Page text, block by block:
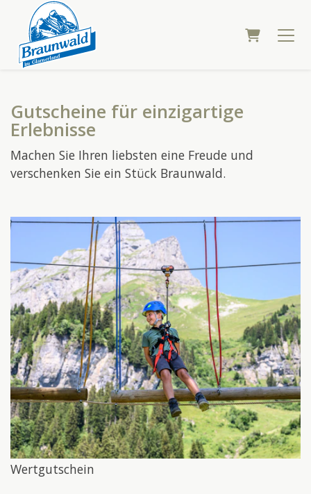
Gutscheine für einzigartige
Erlebnisse
Machen Sie Ihren liebsten eine Freude und
verschenken Sie ein Stück Braunwald.
Wertgutschein